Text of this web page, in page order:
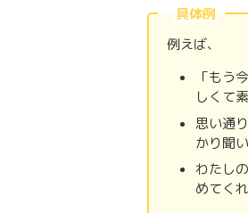
具体例
例えば、
「もう
しくて
思い通
かり聞
わたし
めてく